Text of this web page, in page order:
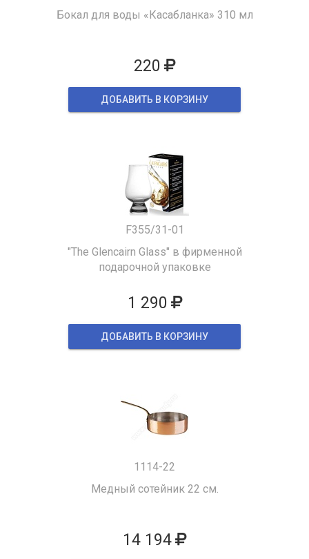
Бокал для воды «Касабланка» 310 мл
220
ДОБАВИТЬ В КОРЗИНУ
F355/31-01
"The Glencairn Glass" в фирменной
подарочной упаковке
1 290
ДОБАВИТЬ В КОРЗИНУ
1114-22
Медный сотейник 22 см.
14 194